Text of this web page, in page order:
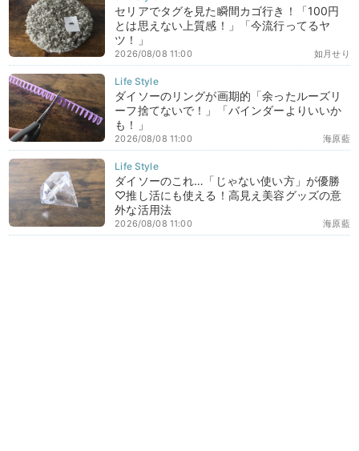
セリアでタグを見た瞬間カゴ行き！「100円
とは思えない上質感！」「今流行ってるヤ
ツ！」
如月せり
2026/08/08 11:00
ダイソーのリングが画期的「余ったルーズリ
ーフ捨てないで！」「バインダーよりいいか
も！」
海原藍
2026/08/08 11:00
ダイソーのこれ…「じゃない使い方」が優勝
♡推し活にも使える！高見え美容グッズの意
外な活用法
海原藍
2026/08/08 11:00